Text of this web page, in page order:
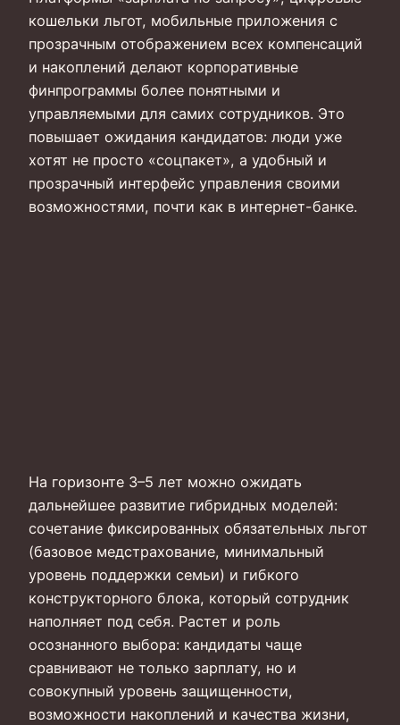
кошельки льгот, мобильные приложения с
прозрачным отображением всех компенсаций
и накоплений делают корпоративные
финпрограммы более понятными и
управляемыми для самих сотрудников. Это
повышает ожидания кандидатов: люди уже
хотят не просто «соцпакет», а удобный и
прозрачный интерфейс управления своими
возможностями, почти как в интернет-банке.
На горизонте 3–5 лет можно ожидать
дальнейшее развитие гибридных моделей:
сочетание фиксированных обязательных льгот
(базовое медстрахование, минимальный
уровень поддержки семьи) и гибкого
конструкторного блока, который сотрудник
наполняет под себя. Растет и роль
осознанного выбора: кандидаты чаще
сравнивают не только зарплату, но и
совокупный уровень защищенности,
возможности накоплений и качества жизни,